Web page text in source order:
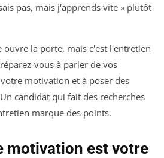
pas, mais j'apprends vite » plutôt
ouvre la porte, mais c'est l'entretien
vous à parler de vos
motivation et à poser des
candidat qui fait des recherches
marque des points.
motivation est votre